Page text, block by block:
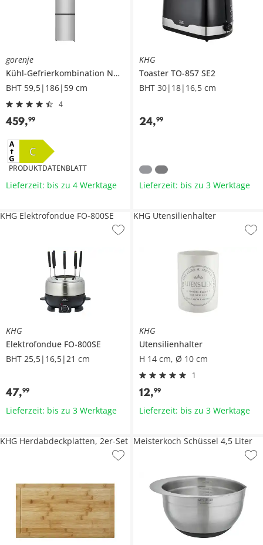
gorenje
Kühl-Gefrierkombination NRK619CAXL4
BHT 59,5|186|59 cm
4
459,99
C
PRODUKTDATENBLATT
Lieferzeit: bis zu 4 Werktage
KHG
Toaster TO-857 SE2
BHT 30|18|16,5 cm
24,99
Lieferzeit: bis zu 3 Werktage
KHG
Elektrofondue FO-800SE
BHT 25,5|16,5|21 cm
47,99
KHG Elektrofondue FO-800SE
Lieferzeit: bis zu 3 Werktage
KHG
Utensilienhalter
H 14 cm, Ø 10 cm
1
12,99
KHG Utensilienhalter
Lieferzeit: bis zu 3 Werktage
KHG Herdabdeckplatten, 2er-Set Meisterkoch Schüssel 4,5 Liter